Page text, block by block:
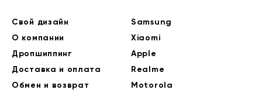
Свой дизайн
О компании
Дропшиппинг
Доставка и оплата
Обмен и возврат
Samsung
Xiaomi
Apple
Realme
Motorola